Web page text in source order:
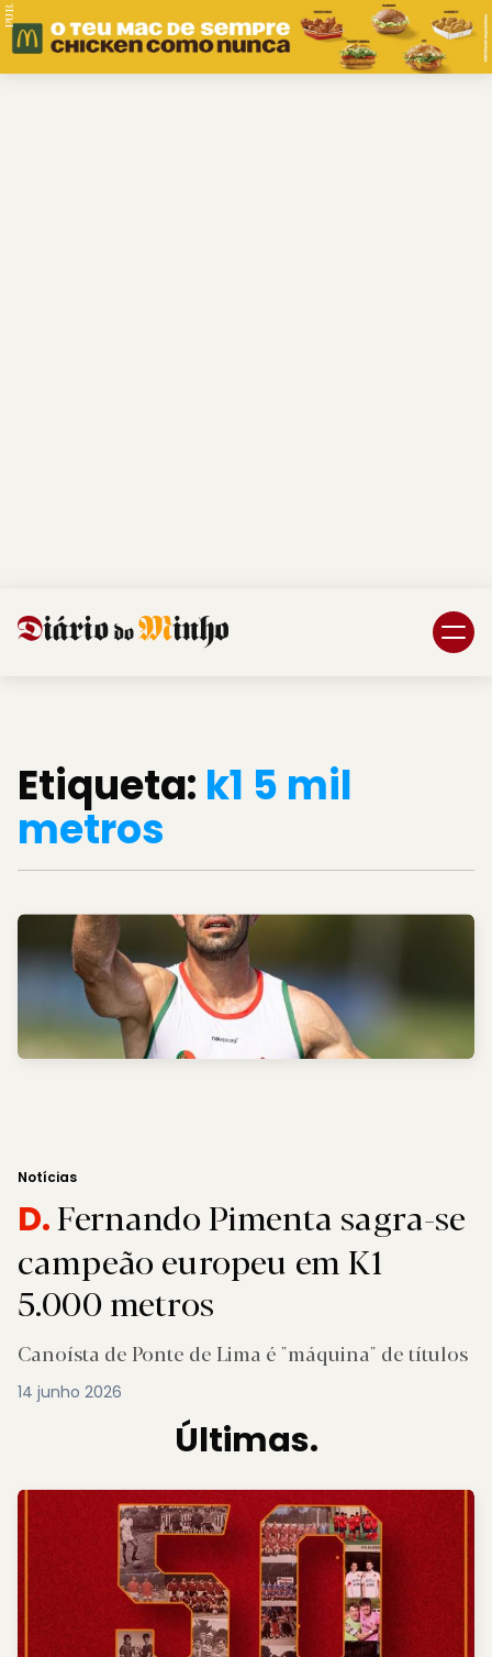
PUB.
Etiqueta: k1 5 mil
metros
Notícias
D.Fernando Pimenta sagra-se
campeão europeu em K1
5.000 metros
Canoísta de Ponte de Lima é "máquina" de títulos
14 junho 2026
Últimas.